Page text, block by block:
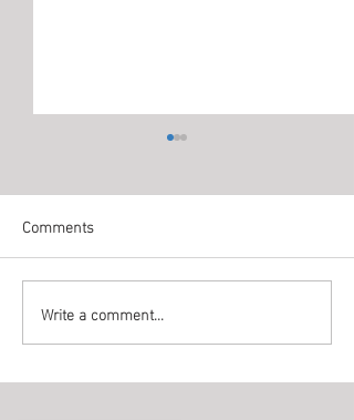
أبراج اللهب باكو
Comments
Write a comment...